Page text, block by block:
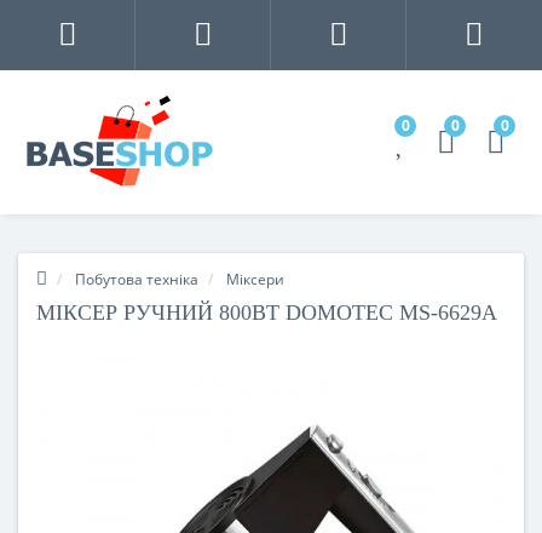
0 0 0
Побутова техніка Міксери
МІКСЕР РУЧНИЙ 800ВТ DOMOTEC MS-6629A